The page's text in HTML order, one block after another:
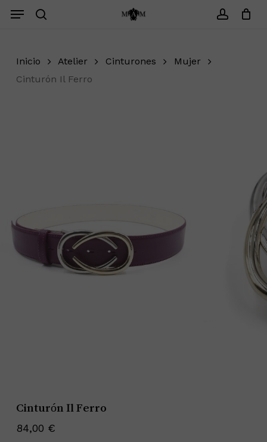
Menu
Inicio Atelier Cinturones
Mujer
Cinturón Il Ferro
Cinturón Il Ferro
84,00 €
Menu